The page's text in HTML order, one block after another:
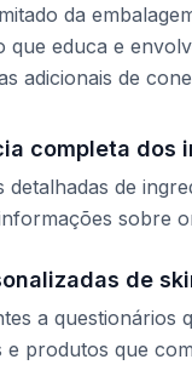
da
que educa e
adicionais de
completa dos
detalhadas de
sobre
de
a questionários
e produtos que